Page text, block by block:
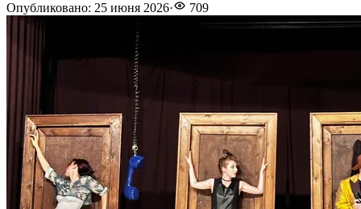
Опубликовано: 25 июня 2026· 709